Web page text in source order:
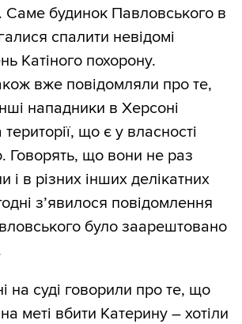
будинок Павловського в
спалити невідомі
Катіного похорону.
вже повідомляли про те,
нападники в Херсоні
що є у власності
Говорять, що вони не раз
і в різних інших делікатних
з’явилося повідомлення
було заарештовано
на суді говорили про те, що
меті вбити Катерину – хотіли